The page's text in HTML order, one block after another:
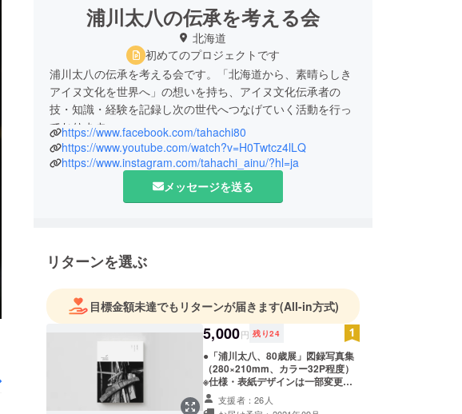
浦川太八の伝承を考える会
北海道
初めてのプロジェクトです
浦川太八の伝承を考える会です。「北海道から、素晴らしき
アイヌ文化を世界へ」の想いを持ち、アイヌ文化伝承者の
技・知識・経験を記録し次の世代へつなげていく活動を行っ
ております。
https://www.facebook.com/tahachi80
https://www.youtube.com/watch?v=H0Twtcz4lLQ
https://www.instagram.com/tahachi_ainu/?hl=ja
メッセージを送る
リターンを選ぶ
目標金額未達でもリターンが届きます(All-in方式)
5,000円 残り24
●「浦川太八、80歳展」図録写真集
（280×210mm、カラー32P程度）
※仕様・表紙デザインは一部変更と
なる場合がございます。 ●ステッ
カー3枚セット
支援者：26人